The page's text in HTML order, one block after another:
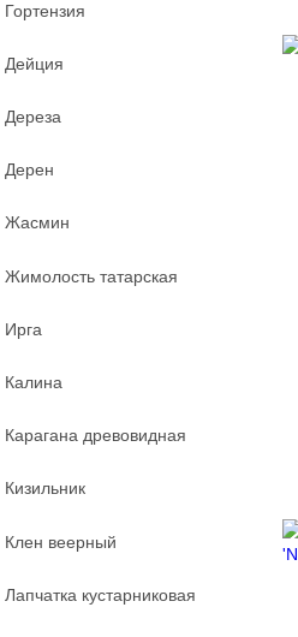
Гортензия
Дейция
Дереза
Дерен
Жасмин
Жимолость татарская
Ирга
Калина
Карагана древовидная
Кизильник
Клен веерный
Лапчатка кустарниковая